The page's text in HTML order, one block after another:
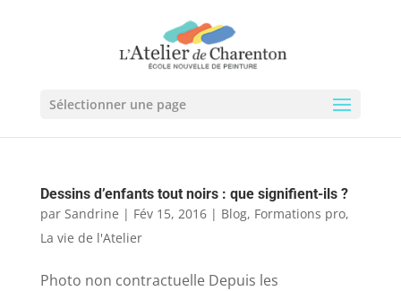
Sélectionner une page
Dessins d’enfants tout noirs : que signifient-ils ?
par Sandrine | Fév 15, 2016| Blog, Formations pro,
La vie de l'Atelier
Photo non contractuelle Depuis les